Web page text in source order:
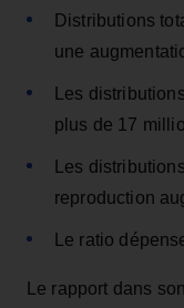
Distributions
une
Les
plus de 17
Les
reproduction
Le ratio
Le rapport dans